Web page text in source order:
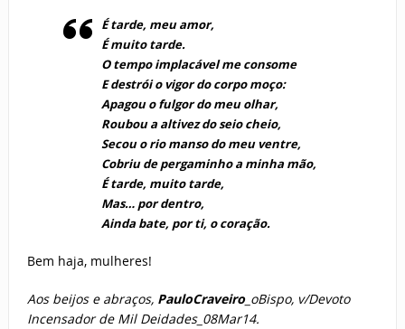
É tarde, meu amor,
É muito tarde.
O tempo implacável me consome
E destrói o vigor do corpo moço:
Apagou o fulgor do meu olhar,
Roubou a altivez do seio cheio,
Secou o rio manso do meu ventre,
Cobriu de pergaminho a minha mão,
É tarde, muito tarde,
Mas… por dentro,
Ainda bate, por ti, o coração.
Bem haja, mulheres!
Aos beijos e abraços, PauloCraveiro_oBispo, v/Devoto
Incensador de Mil Deidades_08Mar14.